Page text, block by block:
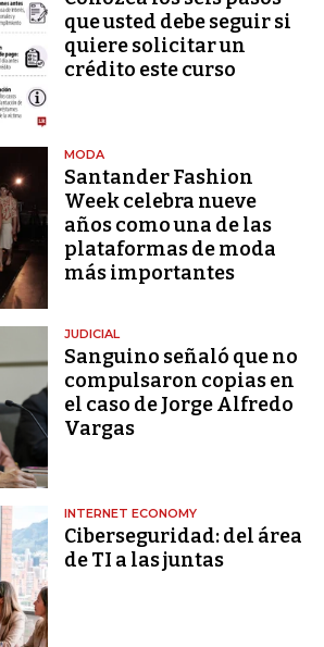
que usted debe seguir si
quiere solicitar un
crédito este curso
MODA
Santander Fashion
Week celebra nueve
años como una de las
plataformas de moda
más importantes
JUDICIAL
Sanguino señaló que no
compulsaron copias en
el caso de Jorge Alfredo
Vargas
INTERNET ECONOMY
Ciberseguridad: del área
de TI a las juntas